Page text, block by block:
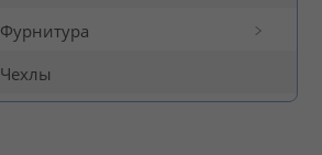
Фурнитура
Чехлы